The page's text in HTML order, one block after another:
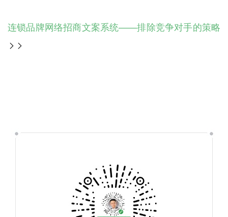
连锁品牌网络招商文案系统——排除竞争对手的策略
